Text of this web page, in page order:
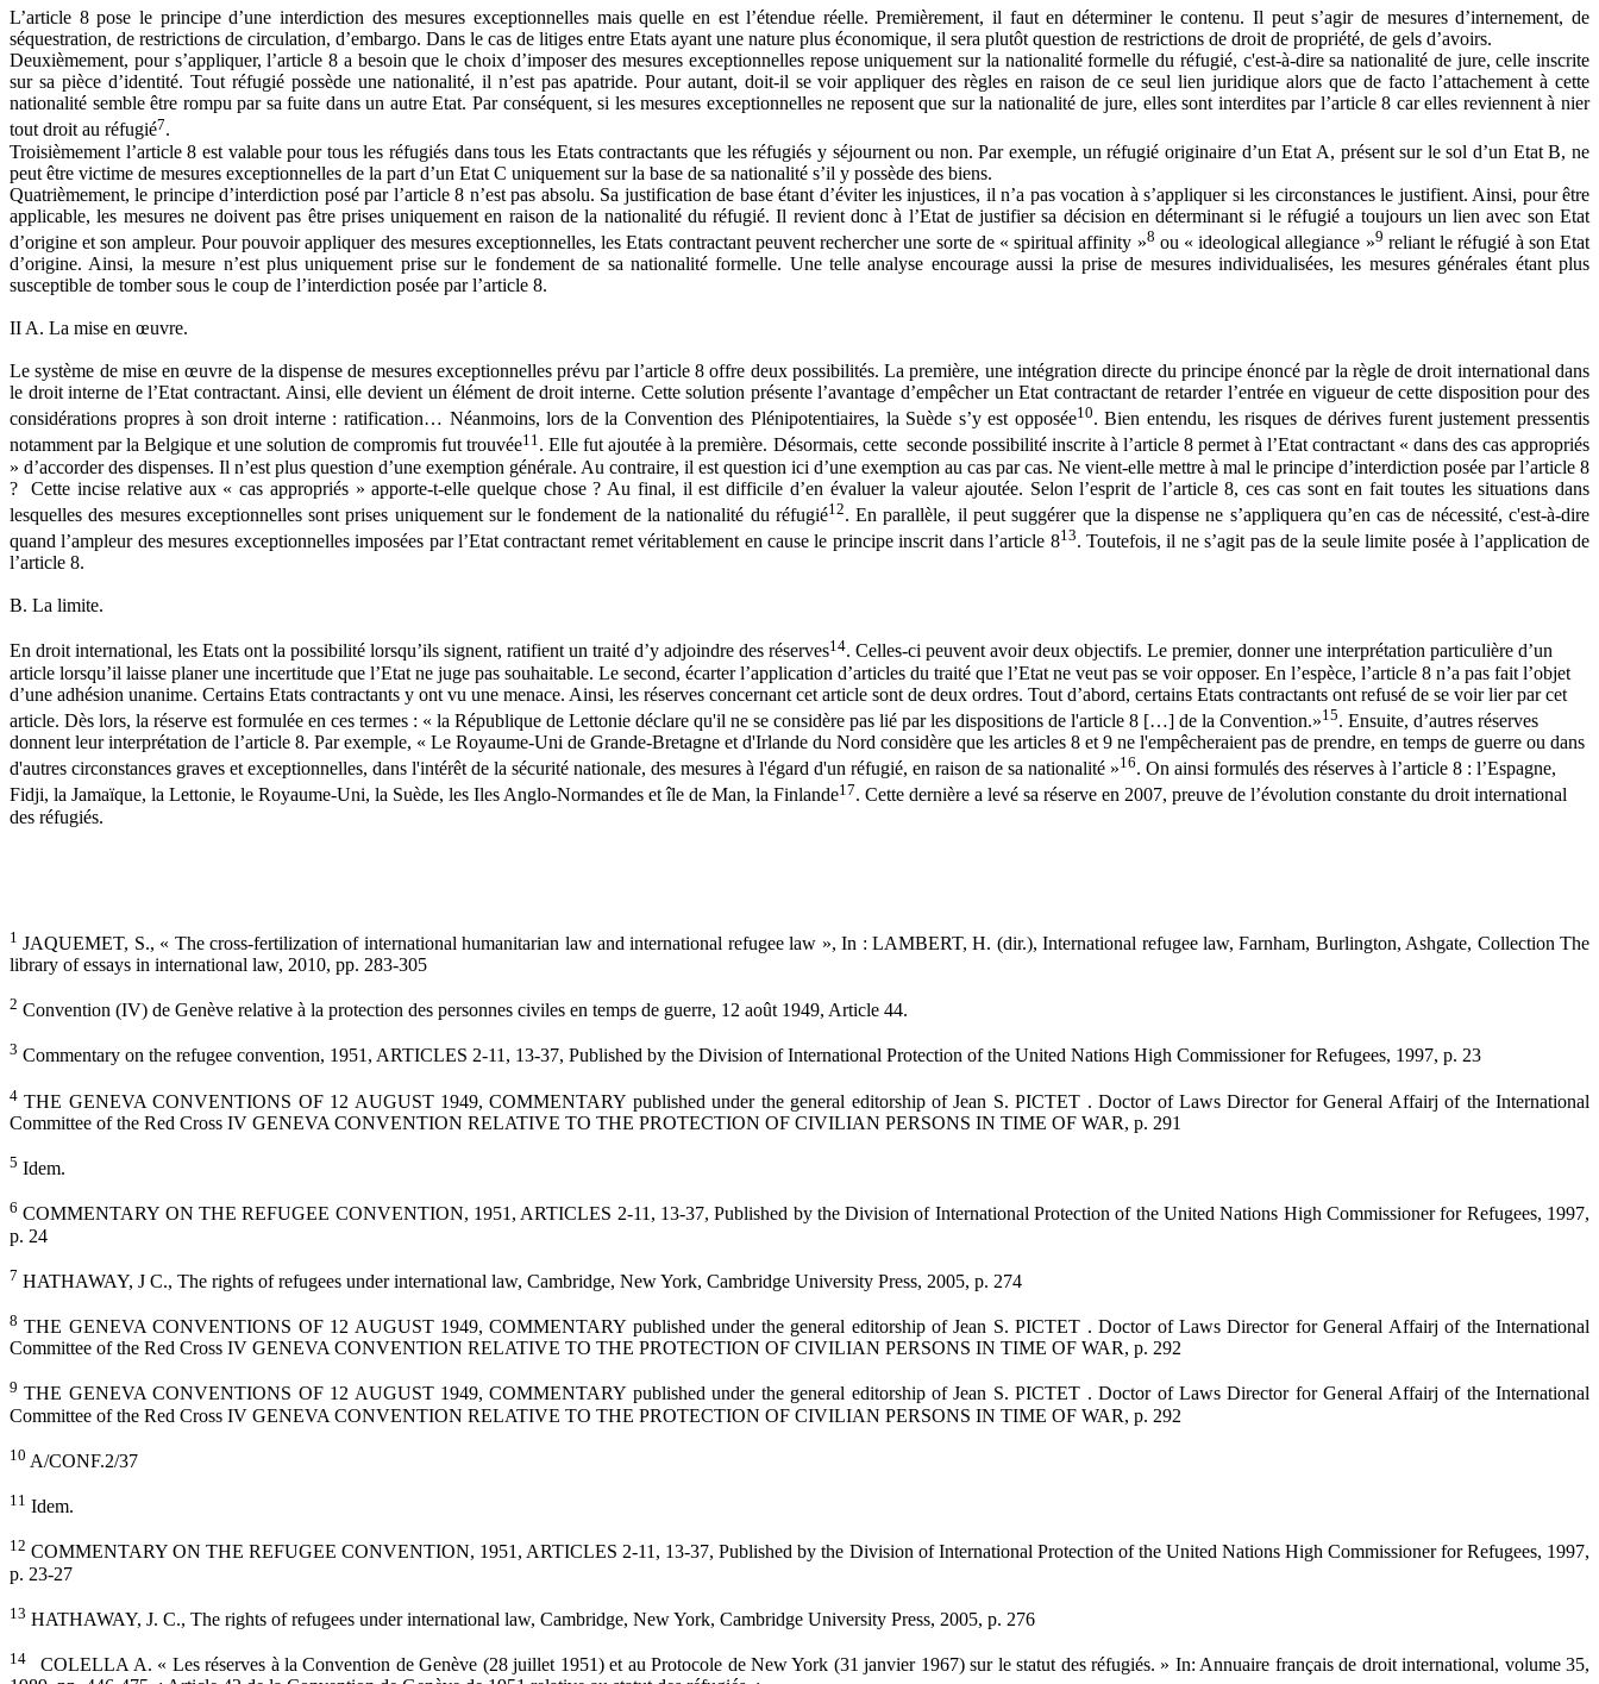
L’article 8 pose le principe d’une interdiction des mesures exceptionnelles mais quelle en est l’étendue réelle. Premièrement, il faut en déterminer le contenu. Il peut s’agir de mesures d’internement, de
séquestration, de restrictions de circulation, d’embargo. Dans le cas de litiges entre Etats ayant une nature plus économique, il sera plutôt question de restrictions de droit de propriété, de gels d’avoirs.
Deuxièmement, pour s’appliquer, l’article 8 a besoin que le choix d’imposer des mesures exceptionnelles repose uniquement sur la nationalité formelle du réfugié, c'est-à-dire sa nationalité de jure, celle inscrite
sur sa pièce d’identité. Tout réfugié possède une nationalité, il n’est pas apatride. Pour autant, doit-il se voir appliquer des règles en raison de ce seul lien juridique alors que de facto l’attachement à cette
nationalité semble être rompu par sa fuite dans un autre Etat. Par conséquent, si les mesures exceptionnelles ne reposent que sur la nationalité de jure, elles sont interdites par l’article 8 car elles reviennent à nier
tout droit au réfugié7.
Troisièmement l’article 8 est valable pour tous les réfugiés dans tous les Etats contractants que les réfugiés y séjournent ou non. Par exemple, un réfugié originaire d’un Etat A, présent sur le sol d’un Etat B, ne
peut être victime de mesures exceptionnelles de la part d’un Etat C uniquement sur la base de sa nationalité s’il y possède des biens.
Quatrièmement, le principe d’interdiction posé par l’article 8 n’est pas absolu. Sa justification de base étant d’éviter les injustices, il n’a pas vocation à s’appliquer si les circonstances le justifient. Ainsi, pour être
applicable, les mesures ne doivent pas être prises uniquement en raison de la nationalité du réfugié. Il revient donc à l’Etat de justifier sa décision en déterminant si le réfugié a toujours un lien avec son Etat
d’origine et son ampleur. Pour pouvoir appliquer des mesures exceptionnelles, les Etats contractant peuvent rechercher une sorte de « spiritual affinity »8 ou « ideological allegiance »9 reliant le réfugié à son Etat
d’origine. Ainsi, la mesure n’est plus uniquement prise sur le fondement de sa nationalité formelle. Une telle analyse encourage aussi la prise de mesures individualisées, les mesures générales étant plus
susceptible de tomber sous le coup de l’interdiction posée par l’article 8.
II A. La mise en œuvre.
Le système de mise en œuvre de la dispense de mesures exceptionnelles prévu par l’article 8 offre deux possibilités. La première, une intégration directe du principe énoncé par la règle de droit international dans
le droit interne de l’Etat contractant. Ainsi, elle devient un élément de droit interne. Cette solution présente l’avantage d’empêcher un Etat contractant de retarder l’entrée en vigueur de cette disposition pour des
considérations propres à son droit interne : ratification… Néanmoins, lors de la Convention des Plénipotentiaires, la Suède s’y est opposée10. Bien entendu, les risques de dérives furent justement pressentis
notamment par la Belgique et une solution de compromis fut trouvée11 . Elle fut ajoutée à la première. Désormais, cette seconde possibilité inscrite à l’article 8 permet à l’Etat contractant « dans des cas appropriés
» d’accorder des dispenses. Il n’est plus question d’une exemption générale. Au contraire, il est question ici d’une exemption au cas par cas. Ne vient-elle mettre à mal le principe d’interdiction posée par l’article 8
? Cette incise relative aux « cas appropriés » apporte-t-elle quelque chose ? Au final, il est difficile d’en évaluer la valeur ajoutée. Selon l’esprit de l’article 8, ces cas sont en fait toutes les situations dans
lesquelles des mesures exceptionnelles sont prises uniquement sur le fondement de la nationalité du réfugié12. En parallèle, il peut suggérer que la dispense ne s’appliquera qu’en cas de nécessité, c'est-à-dire
quand l’ampleur des mesures exceptionnelles imposées par l’Etat contractant remet véritablement en cause le principe inscrit dans l’article 813. Toutefois, il ne s’agit pas de la seule limite posée à l’application de
l’article 8.
B. La limite.
En droit international, les Etats ont la possibilité lorsqu’ils signent, ratifient un traité d’y adjoindre des réserves14. Celles-ci peuvent avoir deux objectifs. Le premier, donner une interprétation particulière d’un
article lorsqu’il laisse planer une incertitude que l’Etat ne juge pas souhaitable. Le second, écarter l’application d’articles du traité que l’Etat ne veut pas se voir opposer. En l’espèce, l’article 8 n’a pas fait l’objet
d’une adhésion unanime. Certains Etats contractants y ont vu une menace. Ainsi, les réserves concernant cet article sont de deux ordres. Tout d’abord, certains Etats contractants ont refusé de se voir lier par cet
article. Dès lors, la réserve est formulée en ces termes : « la République de Lettonie déclare qu'il ne se considère pas lié par les dispositions de l'article 8 […] de la Convention.»15. Ensuite, d’autres réserves
donnent leur interprétation de l’article 8. Par exemple, « Le Royaume-Uni de Grande-Bretagne et d'Irlande du Nord considère que les articles 8 et 9 ne l'empêcheraient pas de prendre, en temps de guerre ou dans
d'autres circonstances graves et exceptionnelles, dans l'intérêt de la sécurité nationale, des mesures à l'égard d'un réfugié, en raison de sa nationalité »16. On ainsi formulés des réserves à l’article 8 : l’Espagne,
Fidji, la Jamaïque, la Lettonie, le Royaume-Uni, la Suède, les Iles Anglo-Normandes et île de Man, la Finlande17. Cette dernière a levé sa réserve en 2007, preuve de l’évolution constante du droit international
des réfugiés.
1 JAQUEMET, S., « The cross-fertilization of international humanitarian law and international refugee law », In : LAMBERT, H. (dir.), International refugee law, Farnham, Burlington, Ashgate, Collection The
library of essays in international law, 2010, pp. 283-305
2 Convention (IV) de Genève relative à la protection des personnes civiles en temps de guerre, 12 août 1949, Article 44.
3 Commentary on the refugee convention, 1951, ARTICLES 2-11, 13-37, Published by the Division of International Protection of the United Nations High Commissioner for Refugees, 1997, p. 23
4 THE GENEVA CONVENTIONS OF 12 AUGUST 1949, COMMENTARY published under the general editorship of Jean S. PICTET . Doctor of Laws Director for General Affairj of the International
Committee of the Red Cross IV GENEVA CONVENTION RELATIVE TO THE PROTECTION OF CIVILIAN PERSONS IN TIME OF WAR, p. 291
5 Idem.
6 COMMENTARY ON THE REFUGEE CONVENTION, 1951, ARTICLES 2-11, 13-37, Published by the Division of International Protection of the United Nations High Commissioner for Refugees, 1997,
p. 24
7 HATHAWAY, J C., The rights of refugees under international law, Cambridge, New York, Cambridge University Press, 2005, p. 274
8 THE GENEVA CONVENTIONS OF 12 AUGUST 1949, COMMENTARY published under the general editorship of Jean S. PICTET . Doctor of Laws Director for General Affairj of the International
Committee of the Red Cross IV GENEVA CONVENTION RELATIVE TO THE PROTECTION OF CIVILIAN PERSONS IN TIME OF WAR, p. 292
9 THE GENEVA CONVENTIONS OF 12 AUGUST 1949, COMMENTARY published under the general editorship of Jean S. PICTET . Doctor of Laws Director for General Affairj of the International
Committee of the Red Cross IV GENEVA CONVENTION RELATIVE TO THE PROTECTION OF CIVILIAN PERSONS IN TIME OF WAR, p. 292
10 A/CONF.2/37
11 Idem.
12 COMMENTARY ON THE REFUGEE CONVENTION, 1951, ARTICLES 2-11, 13-37, Published by the Division of International Protection of the United Nations High Commissioner for Refugees, 1997,
p. 23-27
13 HATHAWAY, J. C., The rights of refugees under international law, Cambridge, New York, Cambridge University Press, 2005, p. 276
14
COLELLA A. « Les réserves à la Convention de Genève (28 juillet 1951) et au Protocole de New York (31 janvier 1967) sur le statut des réfugiés. » In: Annuaire français de droit international, volume 35,